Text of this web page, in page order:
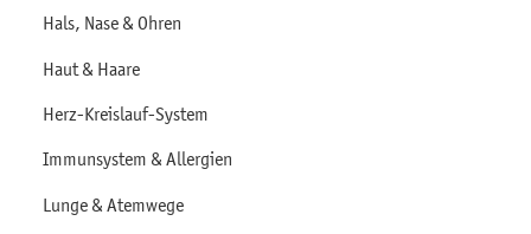
Hals, Nase & Ohren
Haut & Haare
Herz-Kreislauf-System
Immunsystem & Allergien
Lunge & Atemwege